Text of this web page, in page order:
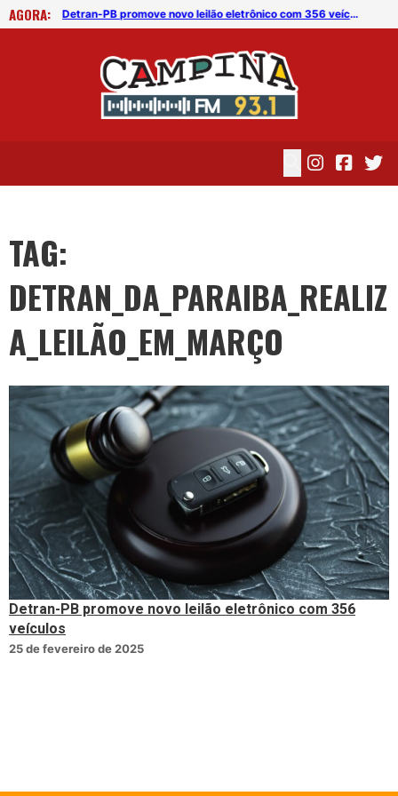
AGORA:
Detran-PB promove novo leilão eletrônico com 356 veículos Detran-PB promove novo leilão eletrônico com 356 veículos
TAG:
DETRAN_DA_PARAIBA_REALIZ
A_LEILÃO_EM_MARÇO
Detran-PB promove novo leilão eletrônico com 356
veículos
25 de fevereiro de 2025